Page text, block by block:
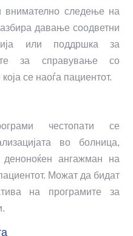
внимателно следење на
давање соодветни
или поддршка за
за справување со
се наоѓа пациентот.
честопати се
во болница,
ангажман на
Можат да бидат
на програмите за